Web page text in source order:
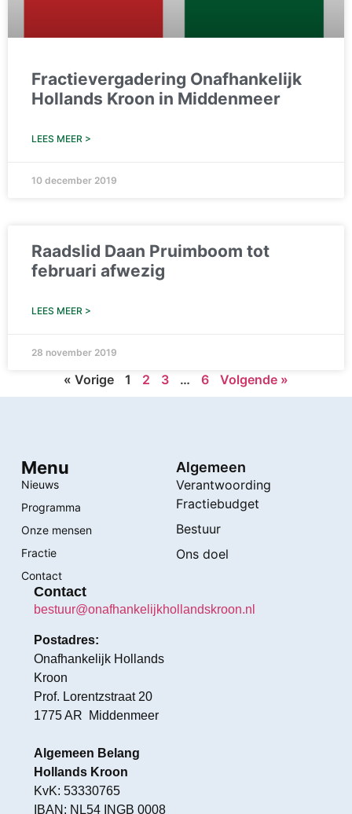
Fractievergadering Onafhankelijk
Hollands Kroon in Middenmeer
LEES MEER >
10 december 2019
Raadslid Daan Pruimboom tot
februari afwezig
LEES MEER >
28 november 2019
« Vorige 1 2 3 … 6 Volgende »
Menu
Nieuws
Programma
Onze mensen
Fractie
Contact
Algemeen
Verantwoording
Fractiebudget
Bestuur
Ons doel
Contact
bestuur@onafhankelijkhollandskroon.nl
Postadres:
Onafhankelijk Hollands
Kroon
Prof. Lorentzstraat 20
1775 AR Middenmeer
Algemeen Belang
Hollands Kroon
KvK: 53330765
IBAN: NL54 INGB 0008